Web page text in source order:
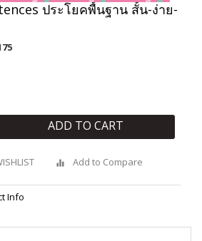
ประโยคพื้นฐาน สั้น-ง่าย-
ADD TO CART
Add to Compare
Info